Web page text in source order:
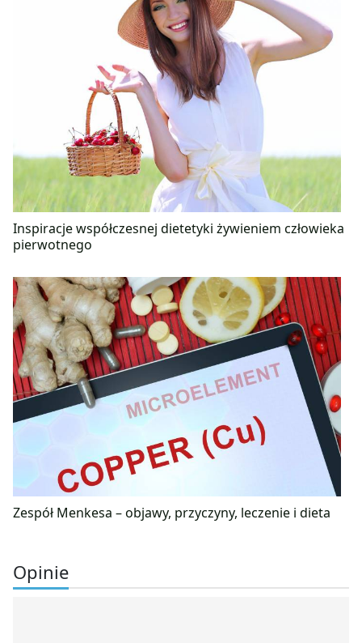
Inspiracje współczesnej dietetyki żywieniem człowieka
pierwotnego
Zespół Menkesa – objawy, przyczyny, leczenie i dieta
Opinie